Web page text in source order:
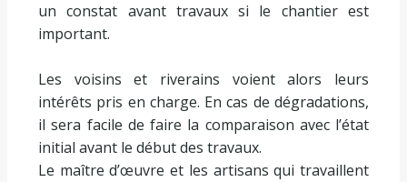
un constat avant travaux si le chantier est
important.
Les voisins et riverains voient alors leurs
intérêts pris en charge. En cas de dégradations,
il sera facile de faire la comparaison avec l’état
initial avant le début des travaux.
Le maître d’œuvre et les artisans qui travaillent